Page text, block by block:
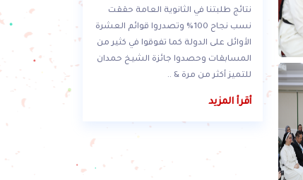
نتائج طلبتنا في الثانوية العامة حققت
نسب نجاح 100% وتصدروا قوائم العشرة
الأوائل على الدولة كما تفوقوا في كثير من
المسابقات وحصدوا جائزة الشيخ حمدان
للتميز أكثر من مرة & ..
أقرأ المزيد